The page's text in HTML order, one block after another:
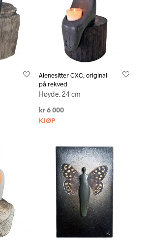
Alenesitter CXC, original
på rekved
Høyde: 24 cm
kr6 000
KJØP